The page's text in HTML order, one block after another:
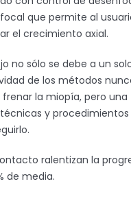
que permite al
el crecimiento axial.
no sólo se debe a un
de los métodos
frenar la miopía, pero una
y procedimientos
ralentizan la
de media.